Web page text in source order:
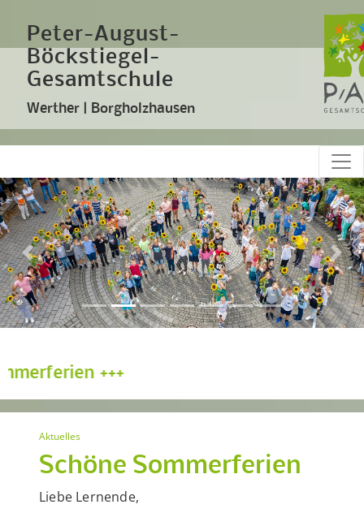
Peter-August-
Böckstiegel-
Gesamtschule
Werther | Borgholzhausen
Previous Next
Aktuelles
Schöne Sommerferien
Liebe Lernende,